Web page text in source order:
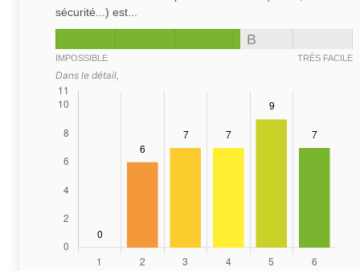
sécurité...) est...
B
IMPOSSIBLE TRÈS FACILE
Dans le détail,